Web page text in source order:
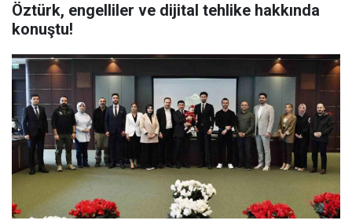
Öztürk, engelliler ve dijital tehlike hakkında
konuştu!